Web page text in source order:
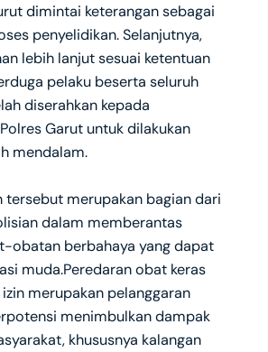
dimintai keterangan sebagai
penyelidikan. Selanjutnya,
lebih lanjut sesuai ketentuan
pelaku beserta seluruh
diserahkan kepada
Garut untuk dilakukan
mendalam.
tersebut merupakan bagian dari
dalam memberantas
obatan berbahaya yang dapat
muda.Peredaran obat keras
merupakan pelanggaran
menimbulkan dampak
khususnya kalangan